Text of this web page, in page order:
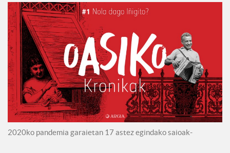
2020ko pandemia garaietan 17 astez egindako saioak-